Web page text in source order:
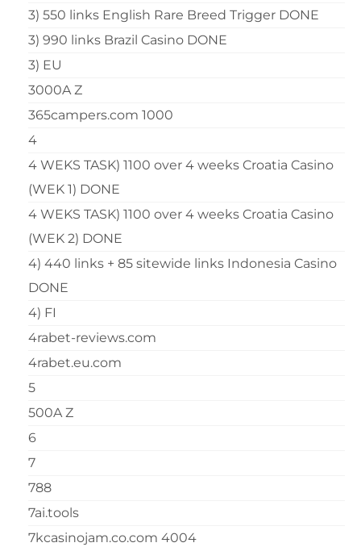
3) 550 links English Rare Breed Trigger DONE
3) 990 links Brazil Casino DONE
3) EU
3000A Z
365campers.com 1000
4
4 WEKS TASK) 1100 over 4 weeks Croatia Casino
(WEK 1) DONE
4 WEKS TASK) 1100 over 4 weeks Croatia Casino
(WEK 2) DONE
4) 440 links + 85 sitewide links Indonesia Casino
DONE
4) FI
4rabet-reviews.com
4rabet.eu.com
5
500A Z
6
7
788
7ai.tools
7kcasinojam.co.com 4004